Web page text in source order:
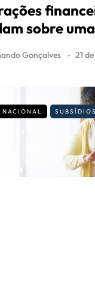
sobre
Gonçalves 21
NACIONAL SUBSÍDIOS